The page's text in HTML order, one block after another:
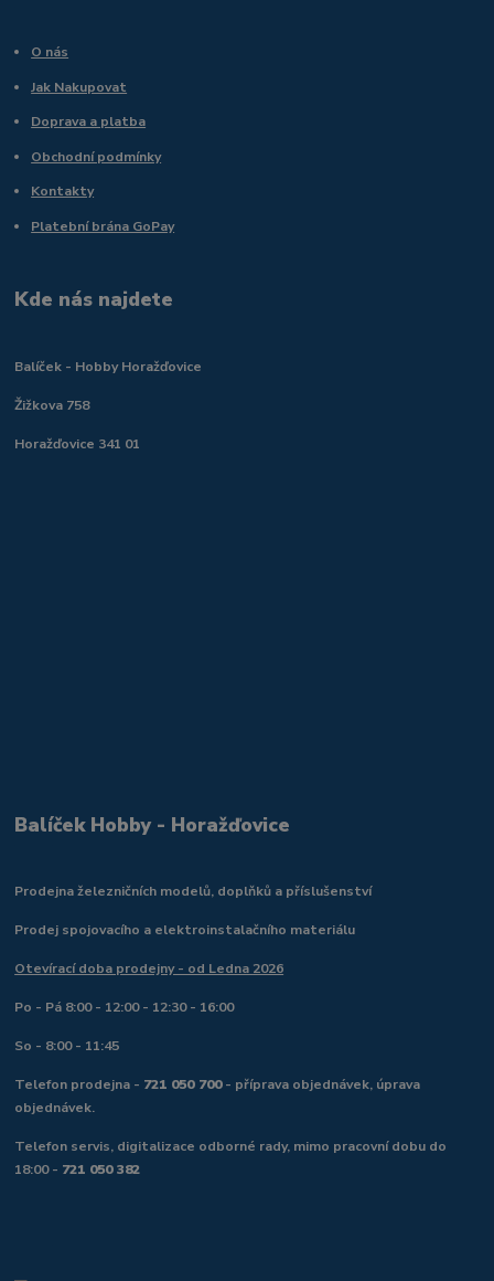
O nás
Jak Nakupovat
Doprava a platba
Obchodní podmínky
Kontakty
Platební brána GoPay
Kde nás najdete
Balíček - Hobby Horažďovice
Žižkova 758
Horažďovice 341 01
Balíček Hobby - Horažďovice
Prodejna železničních modelů, doplňků a příslušenství
Prodej spojovacího a elektroinstalačního materiálu
Otevírací doba prodejny - od Ledna 2026
Po - Pá 8:00 - 12:00 - 12:30 - 16:00
So - 8:00 - 11:45
Telefon prodejna - 721 050 700- příprava objednávek, úprava
objednávek.
Telefon servis, digitalizace odborné rady, mimo pracovní dobu do
18:00 - 721 050 382